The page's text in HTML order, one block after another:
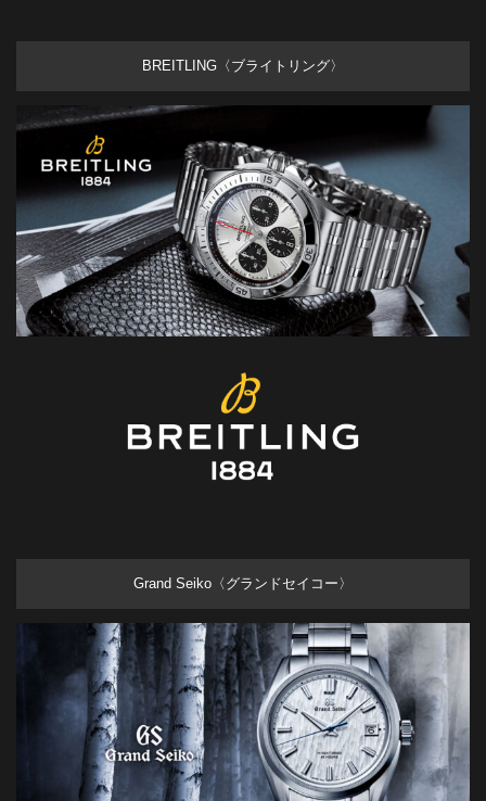
BREITLING〈ブライトリング〉
Grand Seiko〈グランドセイコー〉